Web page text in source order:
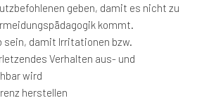
geben, damit es nicht zu
kommt.
sein, damit Irritationen bzw.
Verhalten aus- und
wird
herstellen